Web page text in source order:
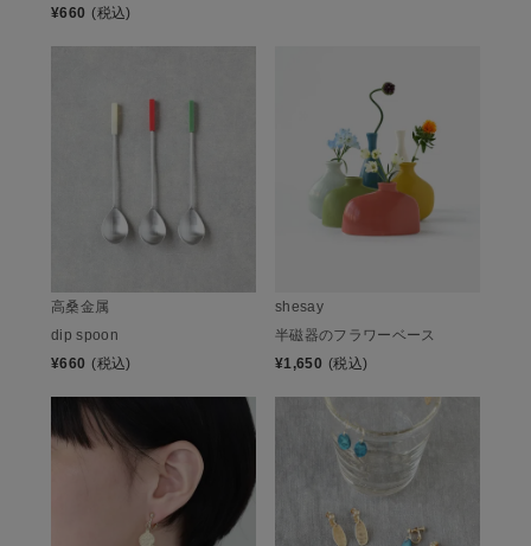
¥660 (税込)
高桑金属
dip spoon
¥660 (税込)
shesay
半磁器のフラワーベース
¥1,650 (税込)